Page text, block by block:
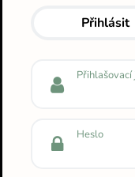
Přihlas se do
Přihlásit
Heslo